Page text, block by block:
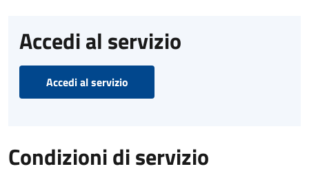
Accedi al servizio
Accedi al servizio
Condizioni di servizio